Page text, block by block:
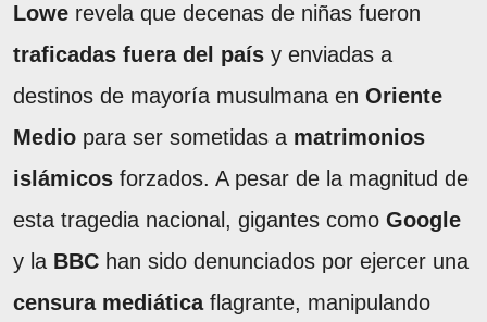
Lowe revela que decenas de niñas fueron
traficadas fuera del país y enviadas a
destinos de mayoría musulmana en Oriente
Medio para ser sometidas a matrimonios
islámicos forzados. A pesar de la magnitud de
esta tragedia nacional, gigantes como Google
y la BBC han sido denunciados por ejercer una
censura mediáticaflagrante, manipulando